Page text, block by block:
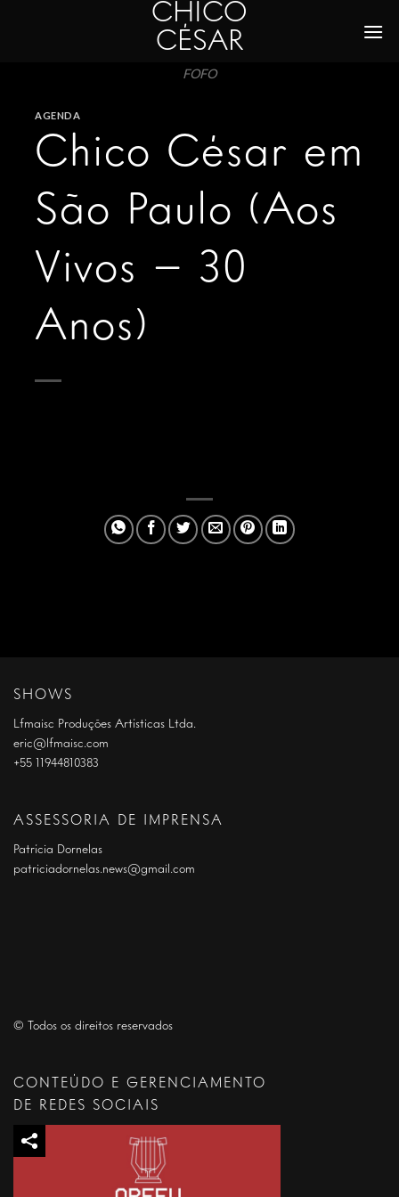
CHICO
CÉSAR
FOFO
AGENDA
Chico César em
São Paulo (Aos
Vivos – 30
Anos)
SHOWS
Lfmaisc Produções Artísticas Ltda.
eric@lfmaisc.com
+55 11944810383
ASSESSORIA DE IMPRENSA
Patrícia Dornelas
patriciadornelas.news@gmail.com
© Todos os direitos reservados
CONTEÚDO E GERENCIAMENTO
DE REDES SOCIAIS